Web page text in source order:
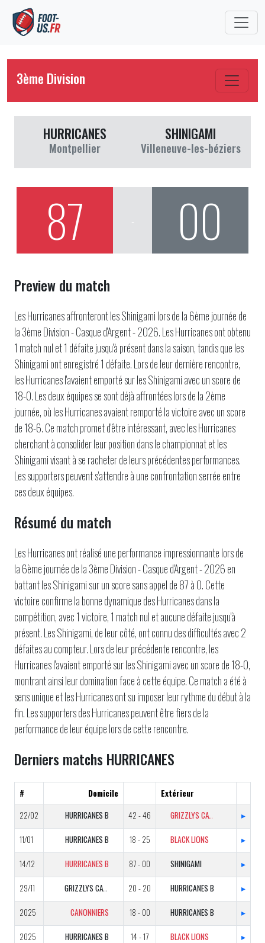
3ème Division
HURRICANES
Montpellier
SHINIGAMI
Villeneuve-les-béziers
87 00
Preview du match
Les Hurricanes affronteront les Shinigami lors de la 6ème journée de
la 3ème Division - Casque d'Argent - 2026. Les Hurricanes ont obtenu
1 match nul et 1 défaite jusqu'à présent dans la saison, tandis que les
Shinigami ont enregistré 1 défaite. Lors de leur dernière rencontre,
les Hurricanes l'avaient emporté sur les Shinigami avec un score de
18-0. Les deux équipes se sont déjà affrontées lors de la 2ème
journée, où les Hurricanes avaient remporté la victoire avec un score
de 18-6. Ce match promet d'être intéressant, avec les Hurricanes
cherchant à consolider leur position dans le championnat et les
Shinigami visant à se racheter de leurs précédentes performances.
Les supporters peuvent s'attendre à une confrontation serrée entre
ces deux équipes.
Résumé du match
Les Hurricanes ont réalisé une performance impressionnante lors de
la 6ème journée de la 3ème Division - Casque d'Argent - 2026 en
battant les Shinigami sur un score sans appel de 87 à 0. Cette
victoire confirme la bonne dynamique des Hurricanes dans la
compétition, avec 1 victoire, 1 match nul et aucune défaite jusqu'à
présent. Les Shinigami, de leur côté, ont connu des difficultés avec 2
défaites au compteur. Lors de leur précédente rencontre, les
Hurricanes l'avaient emporté sur les Shinigami avec un score de 18-0,
montrant ainsi leur domination face à cette équipe. Ce match a été à
sens unique et les Hurricanes ont su imposer leur rythme du début à la
fin. Les supporters des Hurricanes peuvent être fiers de la
performance de leur équipe lors de cette rencontre.
Derniers matchs HURRICANES
# Domicile
Extérieur
22/02
HURRICANES B 42 - 46 GRIZZLYS CATALANS B ▸
11/01 HURRICANES B 18 - 25 BLACK LIONS ▸
14/12 HURRICANES B 87 - 00 SHINIGAMI ▸
29/11 GRIZZLYS CATALANS B 20 - 20 HURRICANES B ▸
2025 CANONNIERS 18 - 00 HURRICANES B ▸
2025 HURRICANES B 14 - 17 BLACK LIONS ▸